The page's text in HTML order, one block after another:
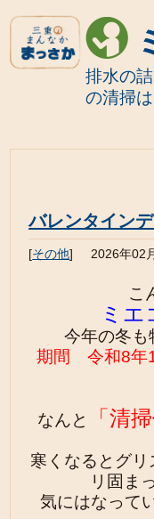
排水の
の清掃
バレンタイン
[その他] 2026年02
こ
ミエ
今年の冬も
期間 令和8年
なんと
「清
寒くなるとグ
リ固ま
気にはなって